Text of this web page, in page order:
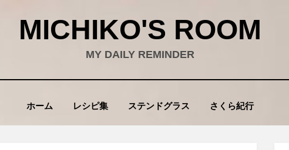
MICHIKO'S ROOM
MY DAILY REMINDER
ホーム レシピ集 ステンドグラス さくら紀行